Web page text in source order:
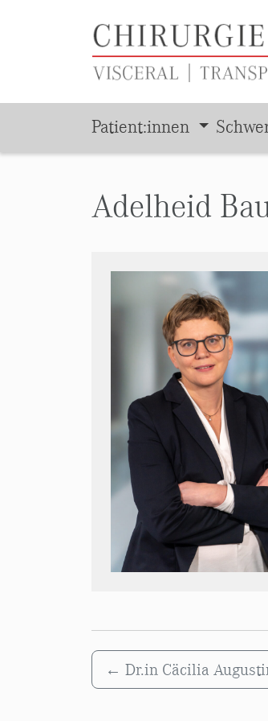
Zum Hauptinhalt springen
Patient:innen
Adelheid
← Dr.in Cäcilia